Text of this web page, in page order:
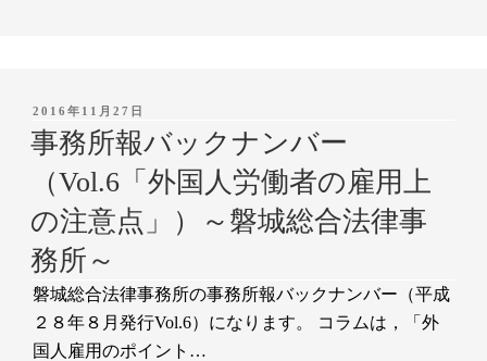
投
稿
日:
2016年11月27日
事務所報バックナンバー
（Vol.6「外国人労働者の雇用上
の注意点」）～磐城総合法律事
務所～
磐城総合法律事務所の事務所報バックナンバー（平成
２８年８月発行Vol.6）になります。 コラムは，「外
国人雇用のポイント…